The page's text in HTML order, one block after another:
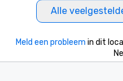
Alle
Meld een probleem in dit